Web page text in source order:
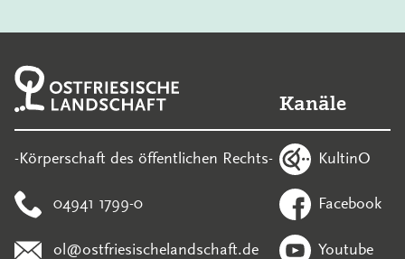
-Körperschaft des öffentlichen Rechts-
04941 1799-0
ol@ostfriesischelandschaft.de
Kanäle
KultinO
Facebook
Youtube